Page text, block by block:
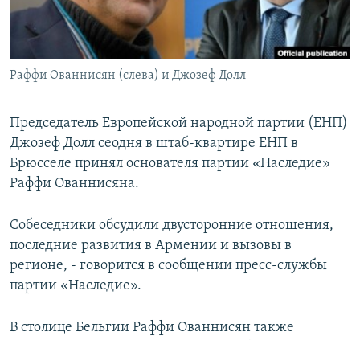
Հայերեն
English
Русский
Раффи Ованнисян (слева) и Джозеф Долл
Председатель Европейской народной партии (ЕНП)
Джозеф Долл сеодня в штаб-квартире ЕНП в
Брюсселе принял основателя партии «Наследие»
Раффи Ованнисяна.
Собеседники обсудили двусторонние отношения,
последние развития в Армении и вызовы в
регионе, - говорится в сообщении пресс-службы
партии «Наследие».
В столице Бельгии Раффи Ованнисян также